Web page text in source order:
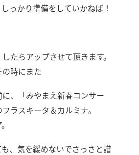
っかり準備をしていかねば！
たらアップさせて頂きます。
時にまた
に、「みやまえ新春コンサー
ラスキータ＆カルミナ。
も、気を緩めないでさっさと譜